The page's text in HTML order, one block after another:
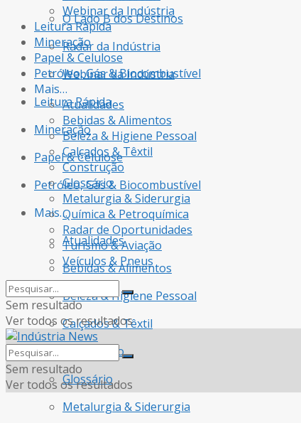
O Lado B dos Destinos
Radar da Indústria
Webinar da Indústria
Leitura Rápida
Mineração
Papel & Celulose
Petróleo, Gás & Biocombustível
Mais…
Atualidades
Bebidas & Alimentos
Beleza & Higiene Pessoal
Calçados & Têxtil
Construção
Glossário
Metalurgia & Siderurgia
Webinar da Indústria
Leitura Rápida
Mineração
Papel & Celulose
Petróleo, Gás & Biocombustível
Mais…
Atualidades
Bebidas & Alimentos
Beleza & Higiene Pessoal
Calçados & Têxtil
Construção
Glossário
Metalurgia & Siderurgia
Química & Petroquímica
Radar de Oportunidades
Turismo & Aviação
Veículos & Pneus
Sem resultado
Ver todos os resultados
Sem resultado
Ver todos os resultados